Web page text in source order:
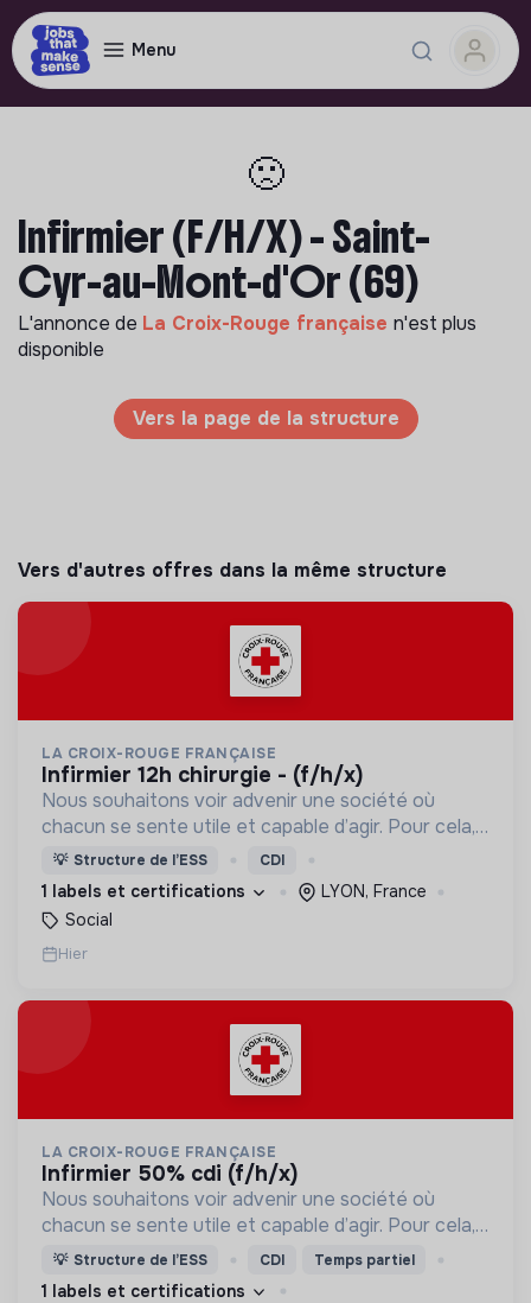
Menu
🙁
Infirmier (F/H/X) - Saint-
Cyr-au-Mont-d'Or (69)
L'annonce de La Croix-Rouge française n'est plus
disponible
Vers la page de la structure
Vers d'autres offres dans la même structure
LA CROIX-ROUGE FRANÇAISE
infirmier 12h chirurgie - (f/h/x)
Nous souhaitons voir advenir une société où
chacun se sente utile et capable d’agir. Pour cela,
nous proposons des moyens et des lieux
d’engagement innovants et adaptés à tous.
💡 Structure de l’ESS CDI
1 labels et certifications
LYON, France
Social
Hier
LA CROIX-ROUGE FRANÇAISE
infirmier 50% cdi (f/h/x)
Nous souhaitons voir advenir une société où
chacun se sente utile et capable d’agir. Pour cela,
nous proposons des moyens et des lieux
d’engagement innovants et adaptés à tous.
💡 Structure de l’ESS CDI Temps partiel
1 labels et certifications